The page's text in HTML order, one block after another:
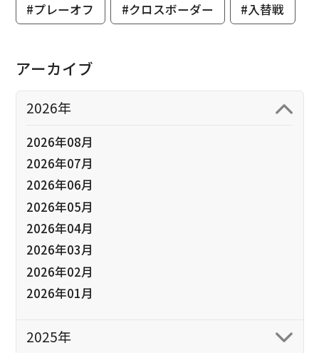
#プレーオフ #クロスボーダー #入替戦
アーカイブ
2026年
2026年08月
2026年07月
2026年06月
2026年05月
2026年04月
2026年03月
2026年02月
2026年01月
2025年